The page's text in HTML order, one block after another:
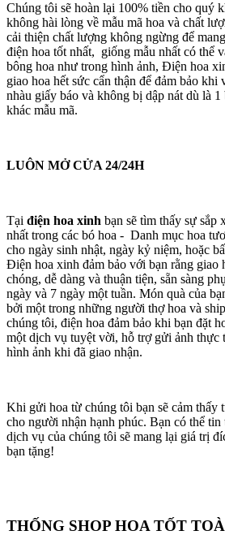
Chúng tôi sẽ hoàn lại 100% tiền cho quý
không hài lòng về mẫu mã hoa và chất
cải thiện chất lượng không ngừng để
điện hoa tốt nhất, giống mẫu nhất có thể
bông hoa như trong hình ảnh, Điện hoa
giao hoa hết sức cẩn thận để đảm bảo khi
nhàu giấy báo và không bị dập nát dù là
khác mẫu mã.
LUÔN MỞ CỬA 24/24H
Tại điện hoa xinh bạn sẽ tìm thấy sự sắp
nhất trong các bó hoa - Danh mục hoa
cho ngày sinh nhật, ngày kỷ niệm, hoặc
Điện hoa xinh đảm bảo với bạn rằng giao
chóng, dễ dàng và thuận tiện, sẵn sàng
ngày và 7 ngày một tuần. Món quà của
bởi một trong những người thợ hoa và
chúng tôi, điện hoa đảm bảo khi bạn đặt
một dịch vụ tuyệt vời, hỗ trợ gửi ảnh thực
hình ảnh khi đã giao nhận.
Khi gửi hoa từ chúng tôi bạn sẽ cảm thấy
cho người nhận hạnh phúc. Bạn có thể
dịch vụ của chúng tôi sẽ mang lại giá trị
bạn tặng!
THỐNG SHOP HOA TỐT